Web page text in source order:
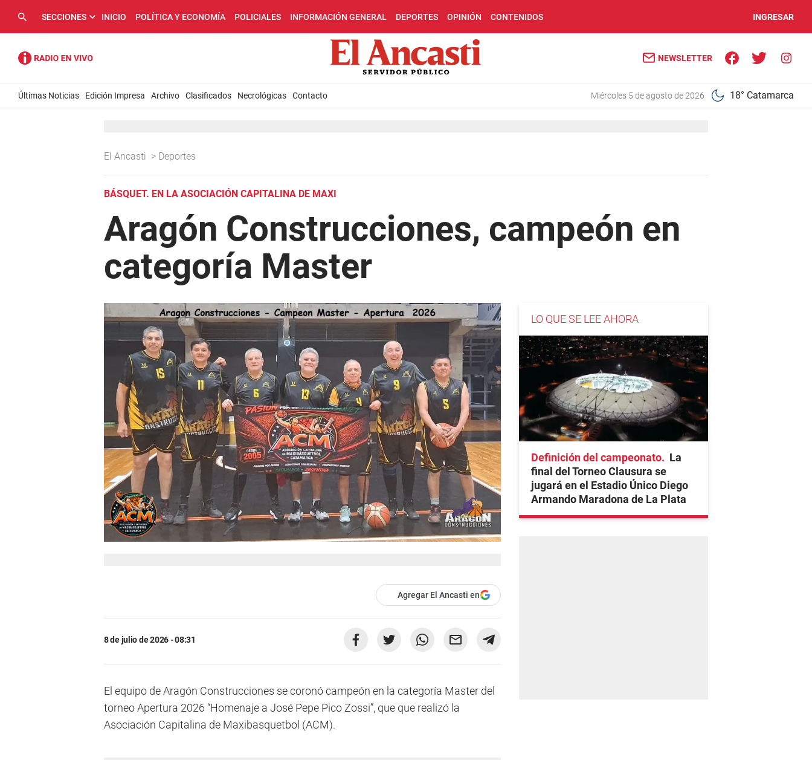
SECCIONES INICIO POLÍTICA Y ECONOMÍA POLICIALES INFORMACIÓN GENERAL DEPORTES OPINIÓN CONTENIDOS INGRESAR
NEWSLETTER
Últimas Noticias Edición Impresa Archivo Clasificados Necrológicas Contacto miércoles 5 de agosto de 2026 18° Catamarca
El Ancasti > Deportes
BÁSQUET. EN LA ASOCIACIÓN CAPITALINA DE MAXI
Aragón Construcciones, campeón en
categoría Master
Agregar El Ancasti en
8 de julio de 2026 - 08:31
El equipo de Aragón Construcciones se coronó campeón en la categoría Master del
torneo Apertura 2026 “Homenaje a José Pepe Pico Zossi”, que que realizó la
Asociación Capitalina de Maxibasquetbol (ACM).
LO QUE SE LEE AHORA
Definición del campeonato
La
final del Torneo Clausura se
jugará en el Estadio Único Diego
Armando Maradona de La Plata